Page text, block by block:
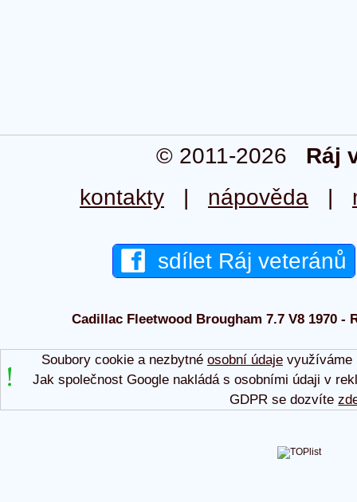
© 2011-2026 Ráj
kontakty | nápověda |
sdílet Ráj veteránů
Cadillac Fleetwood Brougham 7.7 V8 1970 -
Soubory cookie a nezbytné osobní údajevyužíváme
Jak společnost Google nakládá s osobními údaji v
GDPR se dozvíte